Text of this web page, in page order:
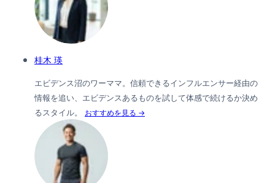
桂木 瑛
エビデンス沼のワーママ。信頼できるインフルエンサー経由の
情報を追い、エビデンスあるものを試して体感で続けるか決め
るスタイル。
おすすめを見る →